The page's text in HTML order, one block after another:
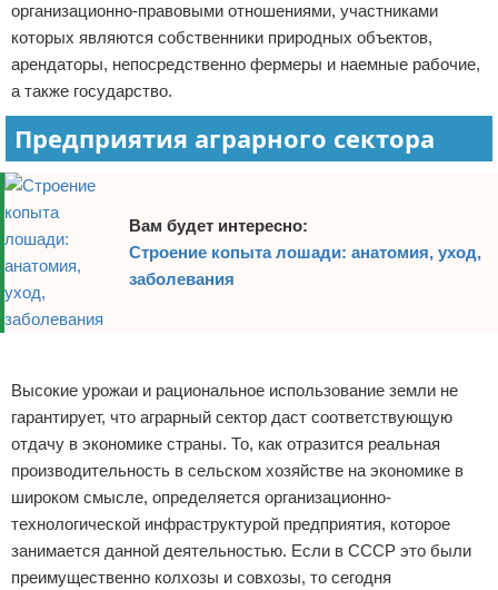
организационно-правовыми отношениями, участниками
которых являются собственники природных объектов,
арендаторы, непосредственно фермеры и наемные рабочие,
а также государство.
Предприятия аграрного сектора
Вам будет интересно:
Строение копыта лошади: анатомия, уход,
заболевания
Высокие урожаи и рациональное использование земли не
гарантирует, что аграрный сектор даст соответствующую
отдачу в экономике страны. То, как отразится реальная
производительность в сельском хозяйстве на экономике в
широком смысле, определяется организационно-
технологической инфраструктурой предприятия, которое
занимается данной деятельностью. Если в СССР это были
преимущественно колхозы и совхозы, то сегодня